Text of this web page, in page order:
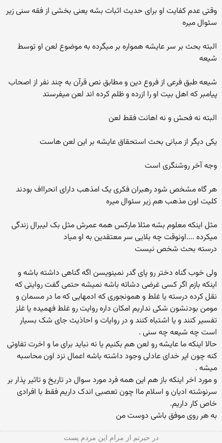
وقتی عدم کفایت او برای حدیث اثبات بشه یعنی بخشی از فقه سنی زیر
سئوال میره
البته بحث بر سر عایشه همواره بر میگرده به موضوع لعن او توسط
شیعه
شیعه طبق فرعی از فروع دین و مطابق نص قرآن به چند نفر از اصحاب
پیامبر که اهل بیت او را ازرده و ظلم کرده اند لعن میفرستد
البته نه فحش و نه اهانت فقط لعن
یکی دیگر از مبانی بحث استحقاق عایشه بر این لعن هاست
وجه آخر روشنگری است
هر گاه مشخص شود رهبران فکری یک امذهب دارای انحرااف بودند
کلیت اون مذهب هم زیر سئوال میره
مثل اینکه معلوم بشه مثلا مارکس همه عمرش مثل بک لیبرال زندگی
میکرده ....اونوقت چه بلایی سر معتقدین به او میاد
درسته بحث شخص نیست
ولی خوب گناه دختر رو پای گدر نمینویسن اگه گناهی داشته باشه و
اینکه بازم اگر کسی غرضی دشاته باشه نمیشه حتمی گفت روایتی که
نقل کرده درسته یا غلط و همونجوری که ادمهایی که ما در مسمان و
مومن بودنشون شکی نداریم امکان داره روایت رو غلط فهمیده یا غلز
تفسیر کنند و یا اشتباه کنند و در روایات و احاذیث جای شک بسیار
است چه شیعه چه سنی .
حالا اینکه ما عایشه رو لعن هم بکنیم یا نه نباید برای ما و اخرت تفاوتی
کنه چون اپر خدای عادلی وجود داشته باشه اعمال نزد اون محاسبه
میشه .
و مورد اخر اینکه باز هم این همه فرد مورد سوال در تاریخ و تاثیر پذار بر
سرنوشته ادیان و اسلام ماا چون تعصبی اندک داریم فقط با افرادی
خاص کار داریم.
به هر روی موفق باشی دوست من
در حیرتم از مرام این مردم پست